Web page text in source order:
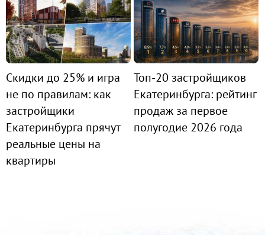
Скидки до 25% и игра
не по правилам: как
застройщики
Екатеринбурга прячут
реальные цены на
квартиры
Топ-20 застройщиков
Екатеринбурга: рейтинг
продаж за первое
полугодие 2026 года